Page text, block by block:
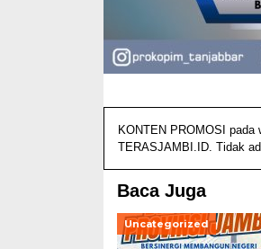
KONTEN PROMOSI
TERASJAMBI.ID. Tidak
Baca Juga
Uncategorized